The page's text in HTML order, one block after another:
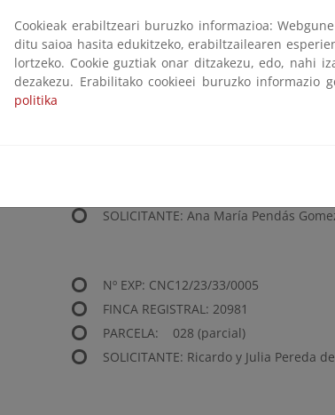
FINCA REGISTRAL: 18590
PARCELA: 387
SOLICITANTE: José Manuel Alonso
SOLICITANTE: Ana María Pendás
Nº EXP: CNC12/23/33/0005
FINCA REGISTRAL: 20981
PARCELA: 028 (parcial)
SOLICITANTE: Ricardo y Julia Pereda
Cookieak erabiltzeari buruzko informazioa:
ditu saioa hasita edukitzeko, erabiltzailearen
lortzeko. Cookie guztiak onar ditzakezu, edo, nahi
dezakezu. Erabilitako cookieei buruzko
politika